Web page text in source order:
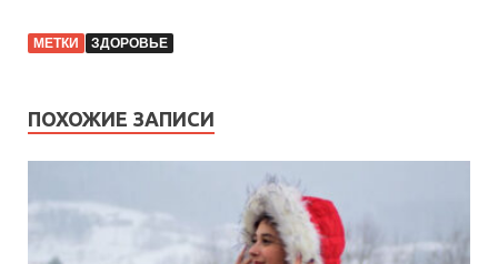
МЕТКИ ЗДОРОВЬЕ
ПОХОЖИЕ ЗАПИСИ